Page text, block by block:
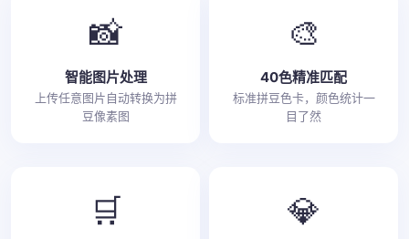
📸
智能图片处理
上传任意图片自动转换为拼
豆像素图
🎨
40色精准匹配
标准拼豆色卡，颜色统计一
目了然
🛒 💎